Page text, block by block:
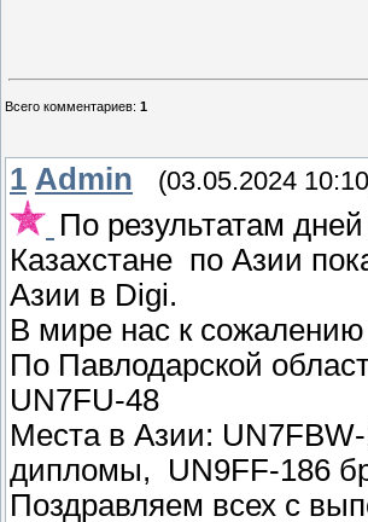
Всего комментариев: 1
1 Admin (03.05.2024
По результатам
Казахстане по Азии
Азии в Digi.
В мире нас к сожалению
По Павлодарской
UN7FU-48
Места в Азии:
дипломы, UN9FF-186
Поздравляем всех с